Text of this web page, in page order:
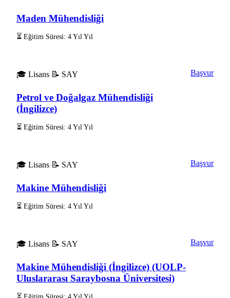
Maden Mühendisliği
⏳ Eğitim Süresi: 4 Yıl Yıl
🎓 Lisans 📝 SAY
Petrol ve Doğalgaz Mühendisliği
(İngilizce)
⏳ Eğitim Süresi: 4 Yıl Yıl
Başvur
🎓 Lisans 📝 SAY
Makine Mühendisliği
⏳ Eğitim Süresi: 4 Yıl Yıl
Başvur
🎓 Lisans 📝 SAY
Makine Mühendisliği (İngilizce) (UOLP-
Uluslararası Saraybosna Üniversitesi)
Başvur